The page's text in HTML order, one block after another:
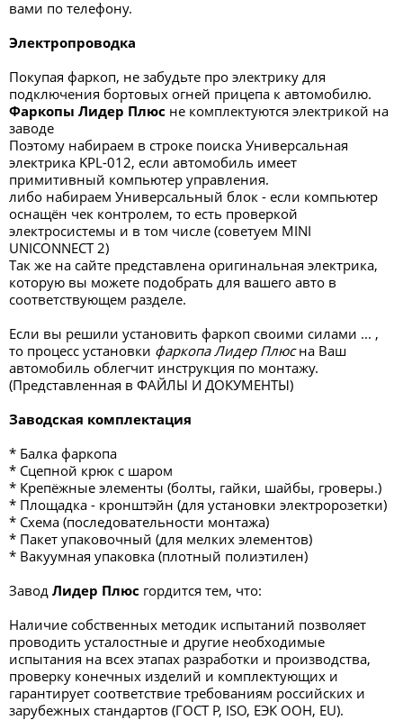
вами по телефону.
Электропроводка
Покупая фаркоп, не забудьте про электрику для
подключения бортовых огней прицепа к автомобилю.
Фаркопы Лидер Плюс не комплектуются электрикой на
заводе
Поэтому набираем в строке поиска Универсальная
электрика KPL-012, если автомобиль имеет
примитивный компьютер управления.
либо набираем Универсальный блок - если компьютер
оснащён чек контролем, то есть проверкой
электросистемы и в том числе (советуем MINI
UNICONNECT 2)
Так же на сайте представлена оригинальная электрика,
которую вы можете подобрать для вашего авто в
соответствующем разделе.
Если вы решили установить фаркоп своими силами ... ,
то процесс установки фаркопа Лидер Плюсна Ваш
автомобиль облегчит инструкция по монтажу.
(Представленная в ФАЙЛЫ И ДОКУМЕНТЫ)
Заводская комплектация
* Балка фаркопа
* Сцепной крюк с шаром
* Крепёжные элементы (болты, гайки, шайбы, гроверы.)
* Площадка - кронштэйн (для установки электророзетки)
* Схема (последовательности монтажа)
* Пакет упаковочный (для мелких элементов)
* Вакуумная упаковка (плотный полиэтилен)
Завод Лидер Плюс гордится тем, что:
Наличие собственных методик испытаний позволяет
проводить усталостные и другие необходимые
испытания на всех этапах разработки и производства,
проверку конечных изделий и комплектующих и
гарантирует соответствие требованиям российских и
зарубежных стандартов (ГОСТ Р, ISO, ЕЭК ООН, EU).